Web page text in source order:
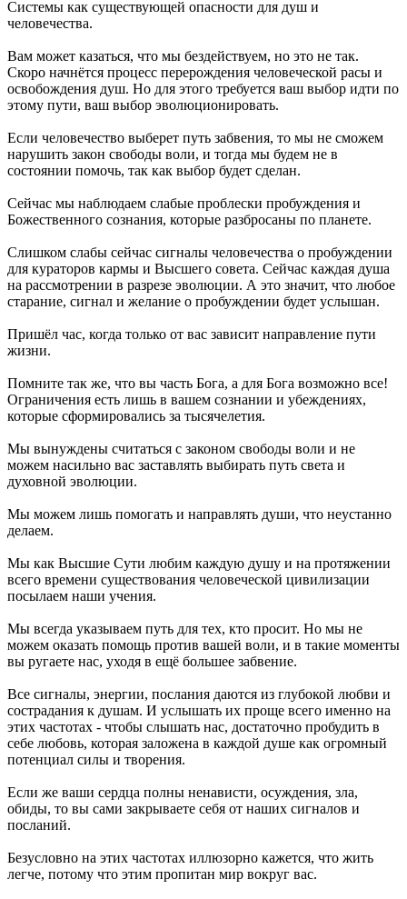
Системы как существующей опасности для душ и
человечества.
Вам может казаться, что мы бездействуем, но это не так.
Скоро начнётся процесс перерождения человеческой расы и
освобождения душ. Но для этого требуется ваш выбор идти по
этому пути, ваш выбор эволюционировать.
Если человечество выберет путь забвения, то мы не сможем
нарушить закон свободы воли, и тогда мы будем не в
состоянии помочь, так как выбор будет сделан.
Сейчас мы наблюдаем слабые проблески пробуждения и
Божественного сознания, которые разбросаны по планете.
Слишком слабы сейчас сигналы человечества о пробуждении
для кураторов кармы и Высшего совета. Сейчас каждая душа
на рассмотрении в разрезе эволюции. А это значит, что любое
старание, сигнал и желание о пробуждении будет услышан.
Пришёл час, когда только от вас зависит направление пути
жизни.
Помните так же, что вы часть Бога, а для Бога возможно все!
Ограничения есть лишь в вашем сознании и убеждениях,
которые сформировались за тысячелетия.
Мы вынуждены считаться с законом свободы воли и не
можем насильно вас заставлять выбирать путь света и
духовной эволюции.
Мы можем лишь помогать и направлять души, что неустанно
делаем.
Мы как Высшие Сути любим каждую душу и на протяжении
всего времени существования человеческой цивилизации
посылаем наши учения.
Мы всегда указываем путь для тех, кто просит. Но мы не
можем оказать помощь против вашей воли, и в такие моменты
вы ругаете нас, уходя в ещё большее забвение.
Все сигналы, энергии, послания даются из глубокой любви и
сострадания к душам. И услышать их проще всего именно на
этих частотах - чтобы слышать нас, достаточно пробудить в
себе любовь, которая заложена в каждой душе как огромный
потенциал силы и творения.
Если же ваши сердца полны ненависти, осуждения, зла,
обиды, то вы сами закрываете себя от наших сигналов и
посланий.
Безусловно на этих частотах иллюзорно кажется, что жить
легче, потому что этим пропитан мир вокруг вас.